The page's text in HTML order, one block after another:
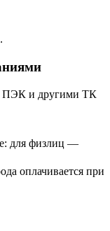
ПЭК и другими ТК
для физлиц —
оплачивается при